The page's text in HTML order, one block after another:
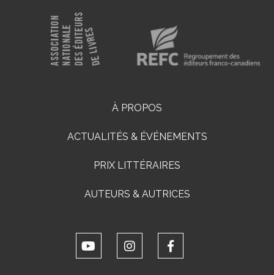
À PROPOS
ACTUALITÉS & ÉVÉNEMENTS
PRIX LITTÉRAIRES
AUTEURS & AUTRICES